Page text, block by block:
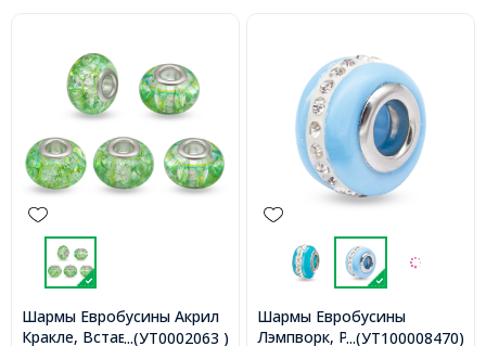
...(УТ0002063 )
Шармы Евробусины Акрил
Кракле, Вставка Латунь
...(УТ100008470)
Шармы Евробусины
Лэмпворк, Ручная Работа,